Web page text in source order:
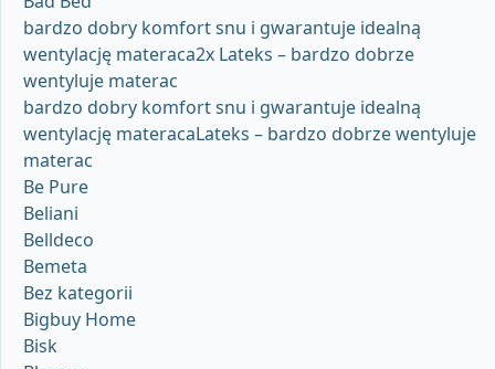
bardzo dobry komfort snu i gwarantuje idealną
wentylację materaca2x Lateks – bardzo dobrze
wentyluje materac
bardzo dobry komfort snu i gwarantuje idealną
wentylację materacaLateks – bardzo dobrze wentyluje
materac
Be Pure
Beliani
Belldeco
Bemeta
Bez kategorii
Bigbuy Home
Bisk